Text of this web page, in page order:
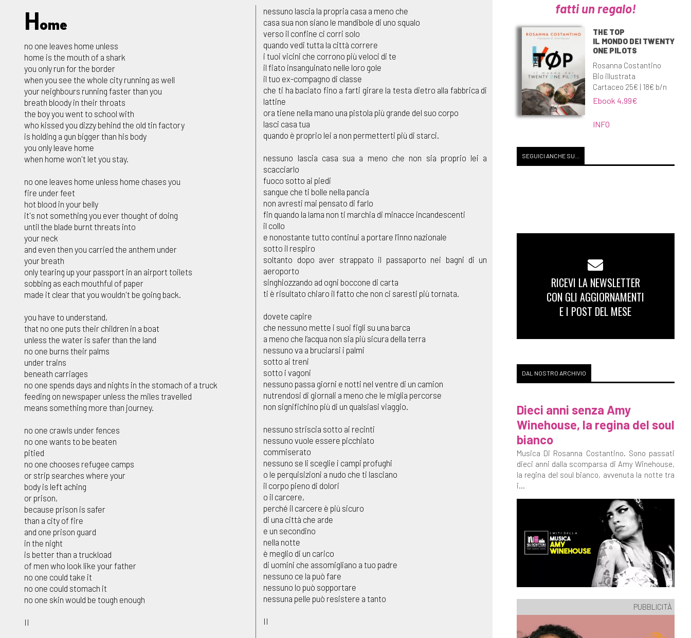
Home
no one leaves home unless
home is the mouth of a shark
you only run for the border
when you see the whole city running as well
your neighbours running faster than you
breath bloody in their throats
the boy you went to school with
who kissed you dizzy behind the old tin factory
is holding a gun bigger than his body
you only leave home
when home won't let you stay.
no one leaves home unless home chases you
fire under feet
hot blood in your belly
it's not something you ever thought of doing
until the blade burnt threats into
your neck
and even then you carried the anthem under
your breath
only tearing up your passport in an airport toilets
sobbing as each mouthful of paper
made it clear that you wouldn't be going back.
you have to understand,
that no one puts their children in a boat
unless the water is safer than the land
no one burns their palms
under trains
beneath carriages
no one spends days and nights in the stomach of a truck
feeding on newspaper unless the miles travelled
means something more than journey.
no one crawls under fences
no one wants to be beaten
pitied
no one chooses refugee camps
or strip searches where your
body is left aching
or prison,
because prison is safer
than a city of fire
and one prison guard
in the night
is better than a truckload
of men who look like your father
no one could take it
no one could stomach it
no one skin would be tough enough
II
nessuno lascia la propria casa a meno che
casa sua non siano le mandibole di uno squalo
verso il confine ci corri solo
quando vedi tutta la città correre
i tuoi vicini che corrono più veloci di te
il fiato insanguinato nelle loro gole
il tuo ex-compagno di classe
che ti ha baciato fino a farti girare la testa dietro alla fabbrica di
lattine
ora tiene nella mano una pistola più grande del suo corpo
lasci casa tua
quando è proprio lei a non permetterti più di starci.
nessuno lascia casa sua a meno che non sia proprio lei a
scacciarlo
fuoco sotto ai piedi
sangue che ti bolle nella pancia
non avresti mai pensato di farlo
fin quando la lama non ti marchia di minacce incandescenti
il collo
e nonostante tutto continui a portare l’inno nazionale
sotto il respiro
soltanto dopo aver strappato il passaporto nei bagni di un
aeroporto
singhiozzando ad ogni boccone di carta
ti è risultato chiaro il fatto che non ci saresti più tornata.
dovete capire
che nessuno mette i suoi figli su una barca
a meno che l’acqua non sia più sicura della terra
nessuno va a bruciarsi i palmi
sotto ai treni
sotto i vagoni
nessuno passa giorni e notti nel ventre di un camion
nutrendosi di giornali a meno che le miglia percorse
non significhino più di un qualsiasi viaggio.
nessuno striscia sotto ai recinti
nessuno vuole essere picchiato
commiserato
nessuno se li sceglie i campi profughi
o le perquisizioni a nudo che ti lasciano
il corpo pieno di dolori
o il carcere,
perché il carcere è più sicuro
di una città che arde
e un secondino
nella notte
è meglio di un carico
di uomini che assomigliano a tuo padre
nessuno ce la può fare
nessuno lo può sopportare
nessuna pelle può resistere a tanto
II
fatti un regalo!
THE TOP
IL MONDO DEI TWENTY
ONE PILOTS
Rosanna Costantino
Bio illustrata
Cartaceo 25€ | 18€ b/n
Ebook 4,99€
INFO
SEGUICI ANCHE SU...
RICEVI LA NEWSLETTER
CON GLI AGGIORNAMENTI
E I POST DEL MESE
DAL NOSTRO ARCHIVIO
Dieci anni senza Amy
Winehouse, la regina del soul
bianco
Musica Di Rosanna Costantino. Sono passati
dieci anni dalla scomparsa di Amy Winehouse,
la regina del soul bianco, avvenuta la notte tra
i...
PUBBLICITÀ